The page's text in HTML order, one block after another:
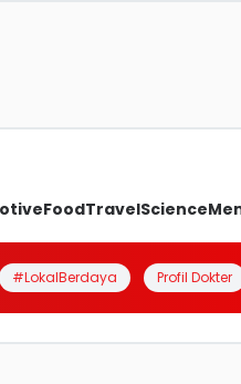
FoodTravelScience
#LokalBerdaya Profil Dokter